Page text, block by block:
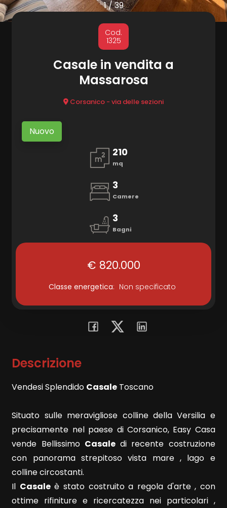
1/39
Cod.
1325
Casale in vendita a
Massarosa
Corsanico - via delle sezioni
Nuovo
210
mq
3
Camere
3
Bagni
€ 820.000
Classe energetica: Non specificato
Descrizione
Vendesi Splendido Casale Toscano
Situato sulle meravigliose colline della Versilia e
precisamente nel paese di Corsanico, Easy Casa
vende Bellissimo Casaledi recente costruzione
con panorama strepitoso vista mare , lago e
colline circostanti.
Il Casaleè stato costruito a regola d'arte , con
ottime rifiniture e ricercatezza nei particolari ,
CONTATTI
Tipologia
Totale
mq